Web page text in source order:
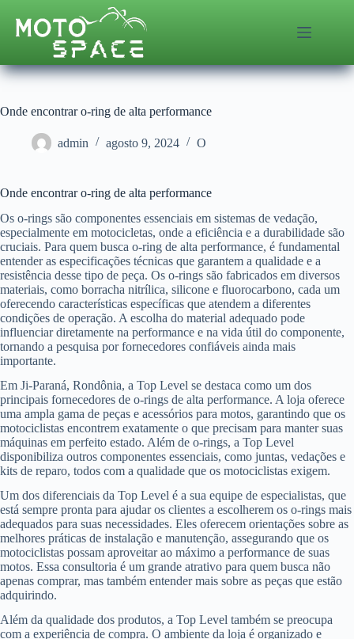
para
Onde encontrar o-ring de alta performance
admin agosto 9, 2024 O
Onde encontrar o-ring de alta performance
Os o-rings são componentes essenciais em sistemas de vedação,
especialmente em motocicletas, onde a eficiência e a durabilidade são
cruciais. Para quem busca o-ring de alta performance, é fundamental
entender as especificações técnicas que garantem a qualidade e a
resistência desse tipo de peça. Os o-rings são fabricados em diversos
materiais, como borracha nitrílica, silicone e fluorocarbono, cada um
oferecendo características específicas que atendem a diferentes
condições de operação. A escolha do material adequado pode
influenciar diretamente na performance e na vida útil do componente,
tornando a pesquisa por fornecedores confiáveis ainda mais
importante.
Em Ji-Paraná, Rondônia, a Top Level se destaca como um dos
principais fornecedores de o-rings de alta performance. A loja oferece
uma ampla gama de peças e acessórios para motos, garantindo que os
motociclistas encontrem exatamente o que precisam para manter suas
máquinas em perfeito estado. Além de o-rings, a Top Level
disponibiliza outros componentes essenciais, como juntas, vedações e
kits de reparo, todos com a qualidade que os motociclistas exigem.
Um dos diferenciais da Top Level é a sua equipe de especialistas, que
está sempre pronta para ajudar os clientes a escolherem os o-rings mais
adequados para suas necessidades. Eles oferecem orientações sobre as
melhores práticas de instalação e manutenção, assegurando que os
motociclistas possam aproveitar ao máximo a performance de suas
motos. Essa consultoria é um grande atrativo para quem busca não
apenas comprar, mas também entender mais sobre as peças que estão
adquirindo.
Além da qualidade dos produtos, a Top Level também se preocupa
com a experiência de compra. O ambiente da loja é organizado e